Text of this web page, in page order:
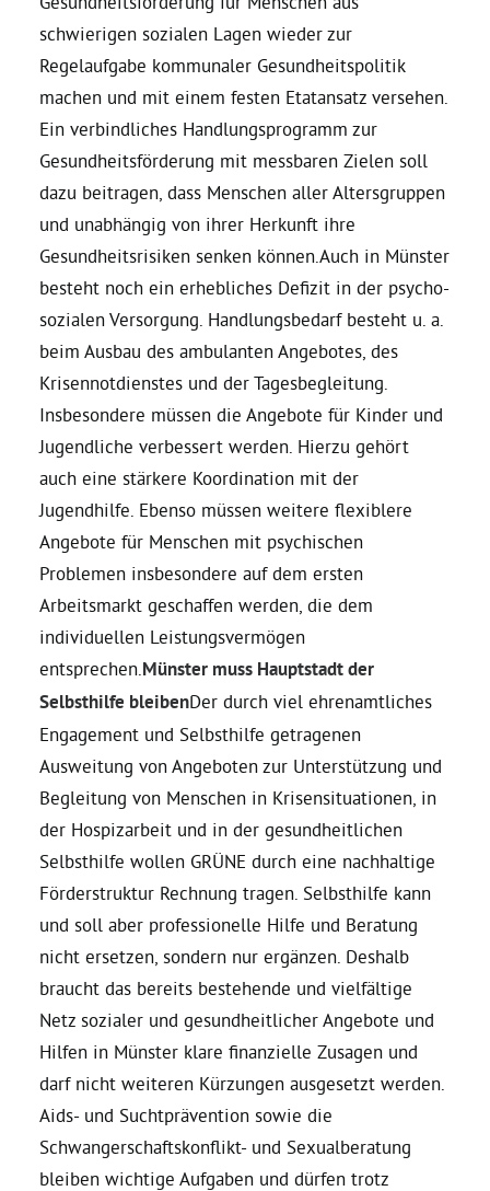
schwierigen sozialen Lagen wieder zur
Regelaufgabe kommunaler Gesundheitspolitik
machen und mit einem festen Etatansatz versehen.
Ein verbindliches Handlungsprogramm zur
Gesundheitsförderung mit messbaren Zielen soll
dazu beitragen, dass Menschen aller Altersgruppen
und unabhängig von ihrer Herkunft ihre
Gesundheitsrisiken senken können.Auch in Münster
besteht noch ein erhebliches Defizit in der psycho-
sozialen Versorgung. Handlungsbedarf besteht u. a.
beim Ausbau des ambulanten Angebotes, des
Krisennotdienstes und der Tagesbegleitung.
Insbesondere müssen die Angebote für Kinder und
Jugendliche verbessert werden. Hierzu gehört
auch eine stärkere Koordination mit der
Jugendhilfe. Ebenso müssen weitere flexiblere
Angebote für Menschen mit psychischen
Problemen insbesondere auf dem ersten
Arbeitsmarkt geschaffen werden, die dem
individuellen Leistungsvermögen
entsprechen. Münster muss Hauptstadt der
Selbsthilfe bleibenDer durch viel ehrenamtliches
Engagement und Selbsthilfe getragenen
Ausweitung von Angeboten zur Unterstützung und
Begleitung von Menschen in Krisensituationen, in
der Hospizarbeit und in der gesundheitlichen
Selbsthilfe wollen GRÜNE durch eine nachhaltige
Förderstruktur Rechnung tragen. Selbsthilfe kann
und soll aber professionelle Hilfe und Beratung
nicht ersetzen, sondern nur ergänzen. Deshalb
braucht das bereits bestehende und vielfältige
Netz sozialer und gesundheitlicher Angebote und
Hilfen in Münster klare finanzielle Zusagen und
darf nicht weiteren Kürzungen ausgesetzt werden.
Aids- und Suchtprävention sowie die
Schwangerschaftskonflikt- und Sexualberatung
bleiben wichtige Aufgaben und dürfen trotz